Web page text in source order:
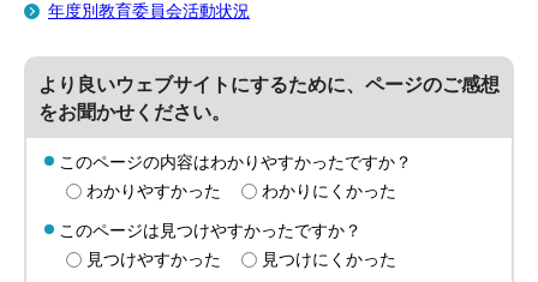
年度別教育委員会活動状況
より良いウェブサイトにするために、ページのご感想
をお聞かせください。
このページの内容はわかりやすかったですか？
わかりやすかった
わかりにくかった
このページは見つけやすかったですか？
見つけやすかった
見つけにくかった